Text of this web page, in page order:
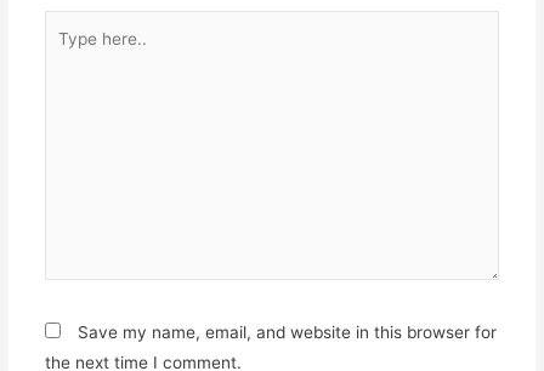
here..
Save my name, email, and website in this browser for
the next time I comment.